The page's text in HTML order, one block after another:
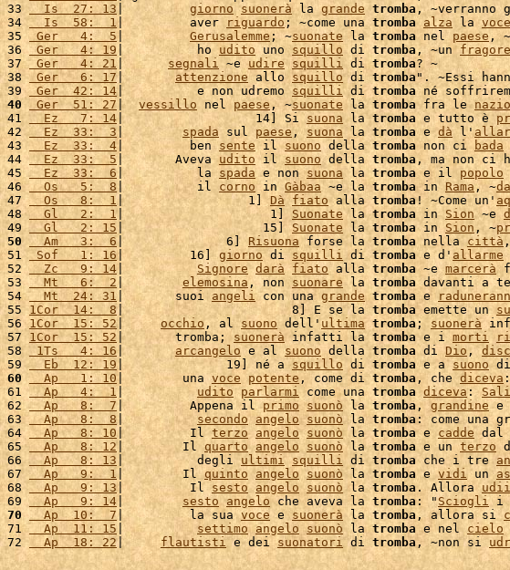
33
  Is  27: 13
| giorno suonerà la grande tromba ,
34
  Is  58:  1
|         aver riguardo ; ~come una tromba alza la voce
35 Ger   4:  5| Gerusalemme ; ~suonate la tromba nel paese , ~
36 Ger   4: 19 |          ho udito uno squillo di tromba , ~un fragore
37 Ger   4: 21 | segnali ~e udire squilli di tromba? ~
38
Ger   6: 17| attenzione allo squillo di tromba". ~Essi
39 Ger  42: 14 |          e non udremo squilli di tromba né
40
Ger  51: 27 | vessillo nel paese , ~suonate la tromba fra le
41
  Ez   7: 14
|                  14] Si suona la tromba e tutto è
42
  Ez  33:  3
| spada sul paese , suona la tromba e dà l'
43
  Ez  33:  4
|         ben sente il suono della tromba non ci bada
44
  Ez  33:  5
|       Aveva udito il suono della tromba , ma non ci
45
  Ez  33:  6
|          la spada e non suona la tromba e il popolo
46
  Os   5:  8
|          il corno in Gàbaa ~e la tromba in Rama , ~
47
  Os   8:  1
|                 1] Dà fiato alla tromba! ~Come un'
48
  Gl   2:  1
|                    1] Suonate la tromba in Sion ~e
49
  Gl   2: 15
|                   15] Suonate la tromba in Sion , ~
50
  Am   3:  6
|              6] Risuona forse la tromba nella città
51 Sof   1: 16 |         16] giorno di squilli di tromba e d' allarme
52
  Zc   9: 14
| Signore darà fiato alla tromba ~e marcerà
53
  Mt   6:  2
| elemosina , non suonare la tromba davanti a
54
  Mt  24: 31
|       suoi angeli con una grande tromba e
55 1Cor  14:  8|                       8] E se la tromba emette un
56 1Cor  15: 52 | occhio, al suono dell' ultima tromba ; suonerà
57 1Cor  15: 52 |       tromba; suonerà infatti la tromba e i morti
58 1Ts   4: 16| arcangelo e al suono della tromba di Dio ,
59
  Eb  12: 19
|              19] né a squillo di tromba e a suono
60
  Ap   1: 10
|        una voce potente , come di tromba , che diceva
61
  Ap   4:  1
| udito parlarmi come una tromba diceva : Sali
62
  Ap   8:  7
|         Appena il primo suonò la tromba , grandine e
63
  Ap   8:  8
| secondo angelo suonò la tromba: come una
64
  Ap   8: 10
|         Il terzo angelo suonò la tromba e cadde dal
65
  Ap   8: 12
|        Il quarto angelo suonò la tromba e un terzo
66
  Ap   8: 13
|          degli ultimi squilli di tromba che i tre
67
  Ap   9:  1
|        Il quinto angelo suonò la tromba e vidi un
68
  Ap   9: 13
|         Il sesto angelo suonò la tromba . Allora udii
69
  Ap   9: 14
| sesto angelo che aveva la tromba : "Sciogli i
70
  Ap  10:  7
|         la sua voce e suonerà la tromba , allora si
71
  Ap  11: 15
| settimo angelo suonò la tromba e nel cielo
72
  Ap  18: 22
| flautisti e dei suonatori di tromba, ~non si